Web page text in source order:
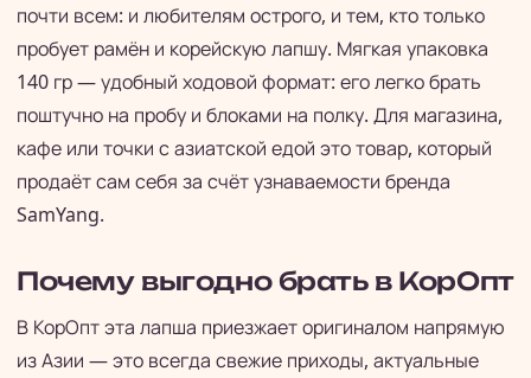
почти всем: и любителям острого, и тем, кто только
пробует рамён и корейскую лапшу. Мягкая упаковка
140 гр — удобный ходовой формат: его легко брать
поштучно на пробу и блоками на полку. Для магазина,
кафе или точки с азиатской едой это товар, который
продаёт сам себя за счёт узнаваемости бренда
SamYang.
Почему выгодно брать в КорОпт
В КорОпт эта лапша приезжает оригиналом напрямую
из Азии — это всегда свежие приходы, актуальные